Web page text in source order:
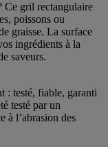
Ce gril rectangulaire
poissons ou
graisse. La surface
ingrédients à la
saveurs.
: testé, fiable, garanti
testé par un
à l’abrasion des